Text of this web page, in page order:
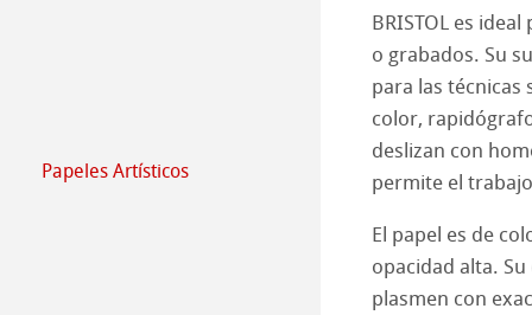
Glossy FineArt
Canvas FineArt
FAQ
Instalación
Archivo
Harman by
Hahnemühle
Certified Studio
Contacto
Álbum FineArt
Álbumes de
QT Albums x
Protect &
Hahnemühle
Técnicas de
Papeles Artísticos
Papeles
The Collection
The Collection -
The Collection -
Natural Line
BRISTOL es
o grabados. Su
para las técnicas
color,
deslizan con
permite el
El papel es de
opacidad alta.
plasmen con